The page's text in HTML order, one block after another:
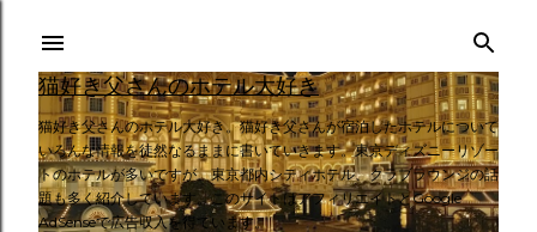
スキップしてメイン コンテンツに移動
猫好き父さんのホテル大好き
猫好き父さんのホテル大好き。猫好き父さんが宿泊したホテルについて
いろんな情報を徒然なるままに書いていきます。東京ディズニーリゾー
トのホテルが多いですが、東京都内シティホテル、クラブラウンジの話
題も多く紹介しています。このサイトはアフィリエイトとGoogle
AdSenseで広告収入を得ています。